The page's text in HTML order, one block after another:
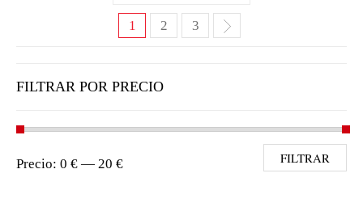
FILTRAR POR PRECIO
FILTRAR
Precio: 0 € — 20 €
1 2 3